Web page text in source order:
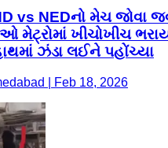
vs NEDનો મેચ જોવા
મેટ્રોમાં ખીચોખીચ
ઝંડા લઈને પહોંચ્યા
| Feb 18, 2026